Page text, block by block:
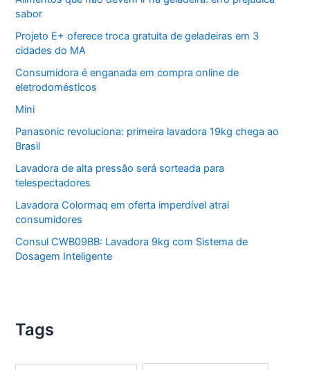
sabor
Projeto E+ oferece troca gratuita de geladeiras em 3
cidades do MA
Consumidora é enganada em compra online de
eletrodomésticos
Mini
Panasonic revoluciona: primeira lavadora 19kg chega ao
Brasil
Lavadora de alta pressão será sorteada para
telespectadores
Lavadora Colormaq em oferta imperdível atrai
consumidores
Consul CWB09BB: Lavadora 9kg com Sistema de
Dosagem Inteligente
Tags